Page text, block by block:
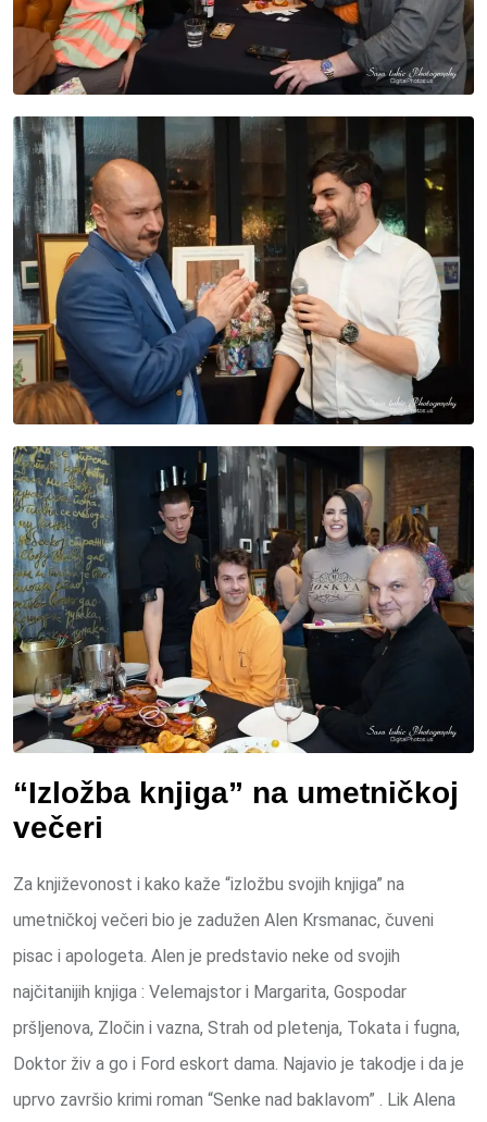
“Izložba knjiga” na umetničkoj
večeri
Za književonost i kako kaže “izložbu svojih knjiga” na
umetničkoj večeri bio je zadužen Alen Krsmanac, čuveni
pisac i apologeta. Alen je predstavio neke od svojih
najčitanijih knjiga : Velemajstor i Margarita, Gospodar
pršljenova, Zločin i vazna, Strah od pletenja, Tokata i fugna,
Doktor živ a go i Ford eskort dama. Najavio je takodje i da je
uprvo završio krimi roman “Senke nad baklavom” . Lik Alena